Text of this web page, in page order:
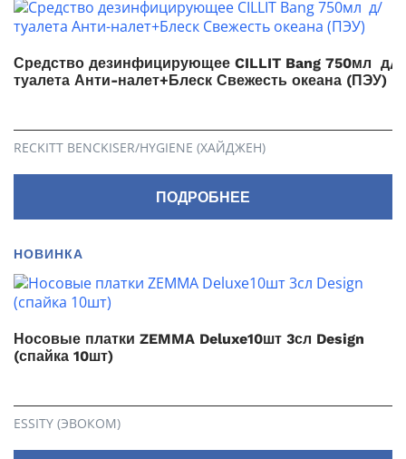
Средство дезинфицирующее CILLIT Bang 750мл д/
туалета Анти-налет+Блеск Свежесть океана (ПЭУ)
RECKITT BENCKISER/HYGIENE (ХАЙДЖЕН)
ПОДРОБНЕЕ
НОВИНКА
Носовые платки ZEMMA Deluxe10шт 3сл Design
(спайка 10шт)
ESSITY (ЭВОКОМ)